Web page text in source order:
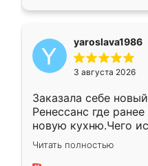
yaroslava1986
3 августа 2026
Заказала себе
Ренессанс где
новую кухню.Чего
вполне довольна.
два года, нареканий
Читать полностью